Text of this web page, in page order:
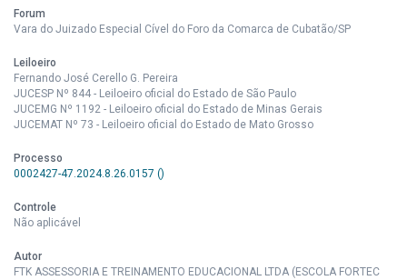
Forum
Vara do Juizado Especial Cível do Foro da Comarca de Cubatão/SP
Leiloeiro
Fernando José Cerello G. Pereira
JUCESP Nº 844 - Leiloeiro oficial do Estado de São Paulo
JUCEMG Nº 1192 - Leiloeiro oficial do Estado de Minas Gerais
JUCEMAT Nº 73 - Leiloeiro oficial do Estado de Mato Grosso
Processo
0002427-47.2024.8.26.0157 ()
Controle
Não aplicável
Autor
FTK ASSESSORIA E TREINAMENTO EDUCACIONAL LTDA (ESCOLA FORTEC